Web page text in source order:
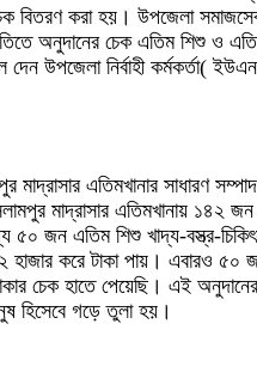
বিতরণ করা হয়। উপজেলা
অনুদানের চেক এতিম শিশু ও
দেন উপজেলা নির্বাহী কর্মকর্তা(
মাদ্রাসার এতিমখানার সাধারণ
মাদ্রাসার এতিমখানায় ১৪২
৫০ জন এতিম শিশু খাদ্য-বস্ত্র-
২ হাজার করে টাকা পায়। এবারও ৫০
চেক হাতে পেয়েছি। এই অনুদানের
হিসেবে গড়ে তুলা হয়।